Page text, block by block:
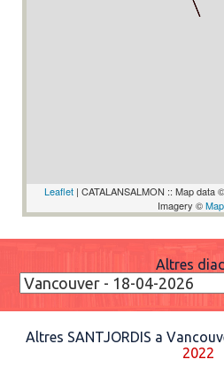
Leaflet | CATALANSALMON :: Map data ©
Imagery ©
Altres
Altres SANTJORDIS a
2022